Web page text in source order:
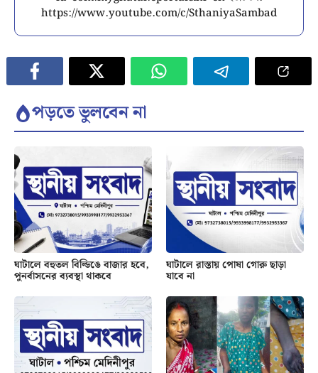
https://www.youtube.com/c/SthaniyaSambad
পড়তে ভুলবেন না
ঘাটালে বহুতল বিল্ডিঙে বাজার হবে,
পুনর্বাসনের ব্যবস্থা থাকবে
ঘাটালে রাস্তায় পোষা গোরু ছাড়া
যাবে না